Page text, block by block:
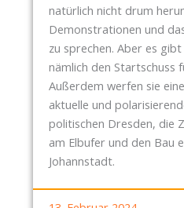
natürlich nicht drum
Demonstrationen und
zu sprechen. Aber es
nämlich den Startschuss
Außerdem werfen sie
aktuelle und
politischen Dresden, die
am Elbufer und den Bau
Johannstadt.